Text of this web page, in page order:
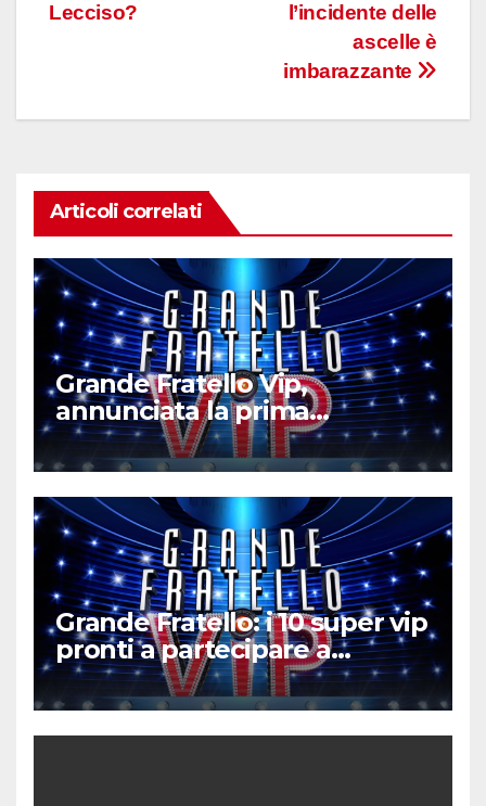
l’incidente delle
ascelle è
imbarazzante
Lecciso?
Articoli correlati
Grande Fratello Vip,
annunciata la prima
concorrente ufficiale
Grande Fratello: i 10 super vip
pronti a partecipare a
Settembre